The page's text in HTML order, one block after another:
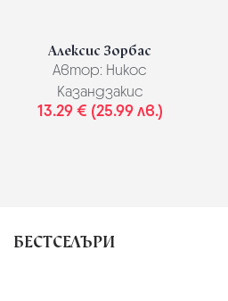
Алексис Зорбас
Автор: Никос
Казандзакис
13.29 € (25.99 лв.)
БЕСТСЕЛЪРИ